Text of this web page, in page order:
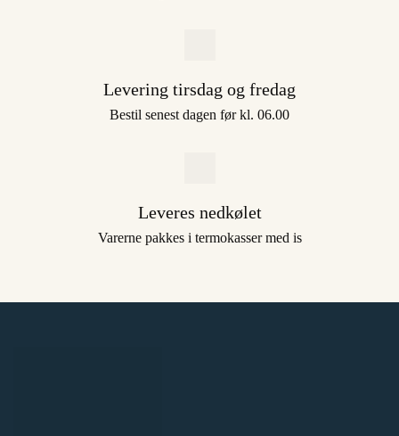
Levering tirsdag og fredag
Bestil senest dagen før kl. 06.00
Leveres nedkølet
Varerne pakkes i termokasser med is